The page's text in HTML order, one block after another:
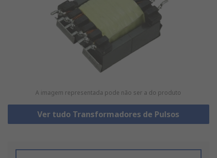
A imagem representada pode não ser a do produto
Ver tudo Transformadores de Pulsos